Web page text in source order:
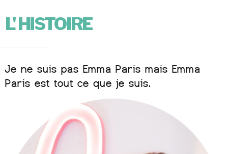
L' HISTOIRE
Je ne suis pas Emma Paris mais Emma
Paris est tout ce que je suis.